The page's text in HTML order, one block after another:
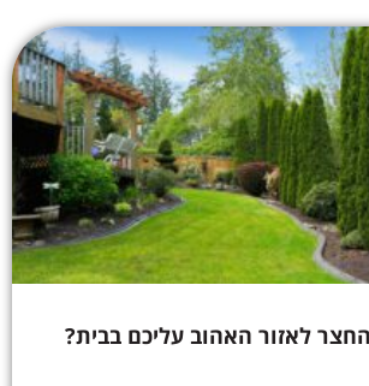
לאזור האהוב עליכם בבית?